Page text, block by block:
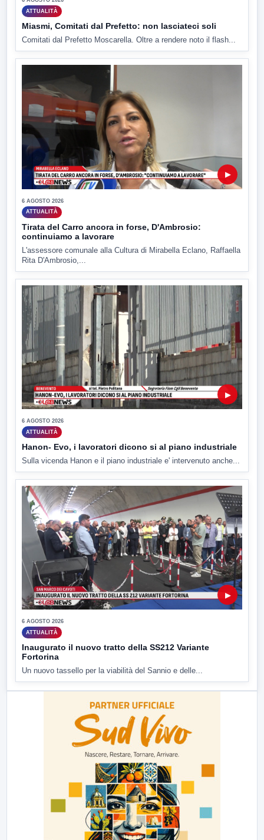
ATTUALITÀ
Miasmi, Comitati dal Prefetto: non lasciateci soli
Comitati dal Prefetto Moscarella. Oltre a rendere noto il flash...
▶
6 AGOSTO 2026
ATTUALITÀ
Tirata del Carro ancora in forse, D'Ambrosio:
continuiamo a lavorare
L'assessore comunale alla Cultura di Mirabella Eclano, Raffaella
Rita D'Ambrosio,...
▶
6 AGOSTO 2026
ATTUALITÀ
Hanon- Evo, i lavoratori dicono si al piano industriale
Sulla vicenda Hanon e il piano industriale e' intervenuto anche...
▶
6 AGOSTO 2026
ATTUALITÀ
Inaugurato il nuovo tratto della SS212 Variante
Fortorina
Un nuovo tassello per la viabilità del Sannio e delle...